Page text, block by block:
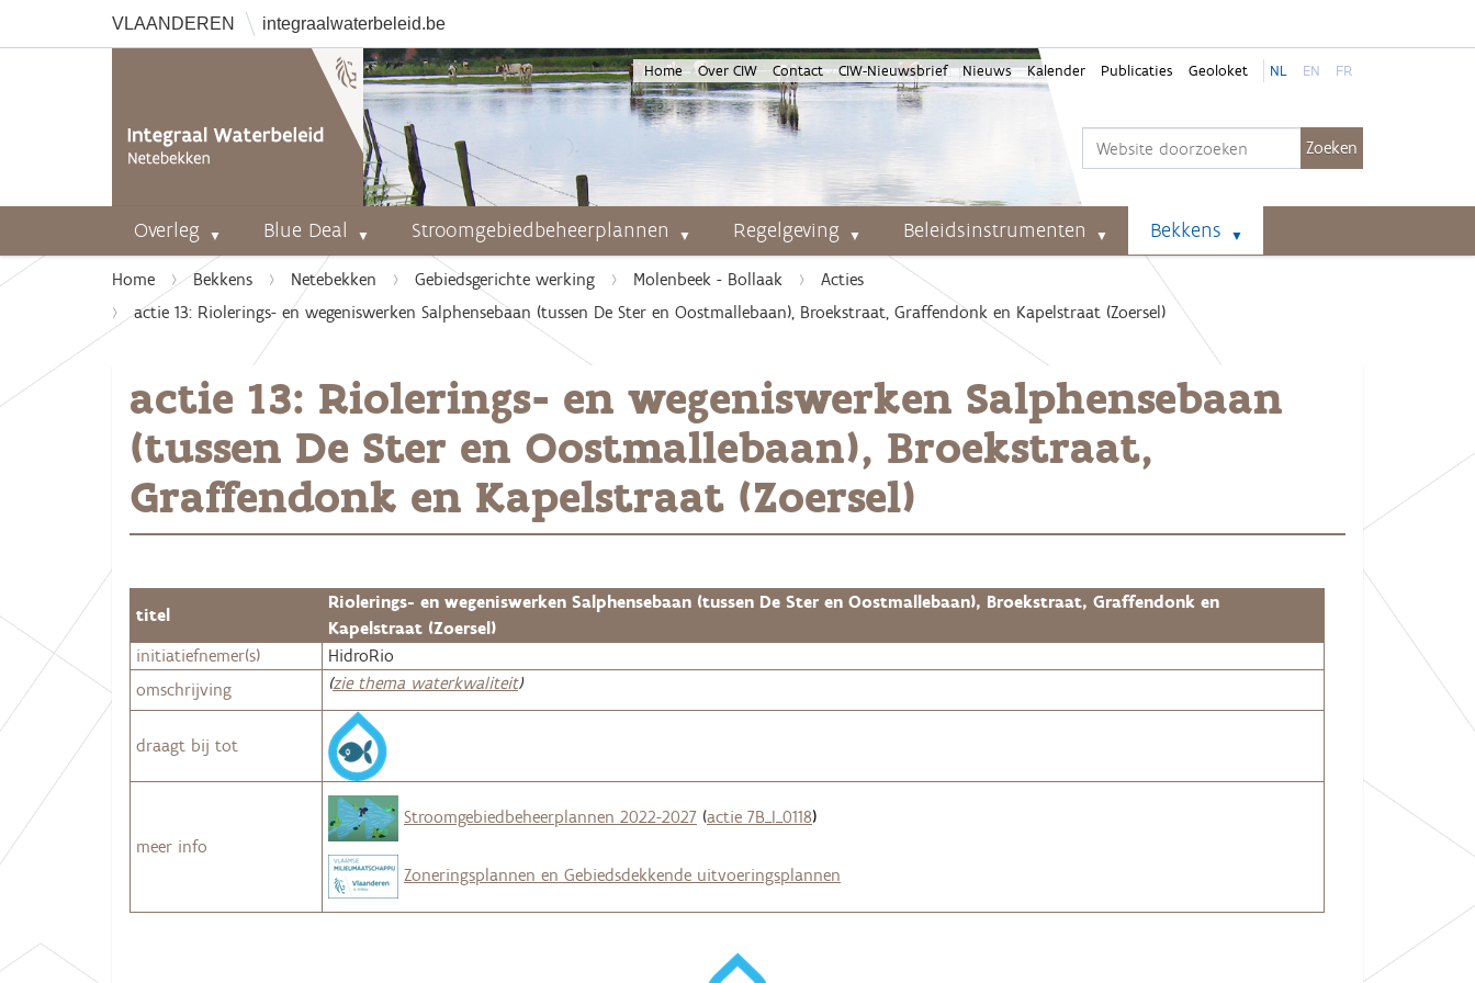
VLAANDEREN integraalwaterbeleid.be
Home Over CIW Contact CIW-Nieuwsbrief Nieuws Kalender Publicaties Geoloket NL EN FR
Overleg Blue Deal Stroomgebiedbeheerplannen Regelgeving Beleidsinstrumenten Bekkens
U
b
e
Home Bekkens Netebekken Gebiedsgerichte werking Molenbeek - Bollaak
Acties
actie 13: Riolerings- en wegeniswerken Salphensebaan (tussen De Ster en Oostmallebaan), Broekstraat, Graffendonk en Kapelstraat (Zoersel)
actie 13: Riolerings- en wegeniswerken Salphensebaan
(tussen De Ster en Oostmallebaan), Broekstraat,
Graffendonk en Kapelstraat (Zoersel)
titel
Riolerings- en wegeniswerken Salphensebaan (tussen De Ster en Oostmallebaan), Broekstraat, Graffendonk en
Kapelstraat (Zoersel)
initiatiefnemer(s)
HidroRio
omschrijving
(zie thema waterkwaliteit)
draagt bij tot
meer info
Stroomgebiedbeheerplannen 2022-2027 (actie 7B_I_0118)
Zoneringsplannen en Gebiedsdekkende uitvoeringsplannen